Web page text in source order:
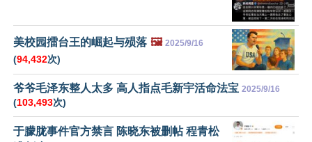
美校园擂台王的崛起与殒落 🖼️ 2025/9/16
(94,432次)
爷爷毛泽东整人太多 高人指点毛新宇活命法宝 2025/9/16
(103,493次)
于朦胧事件官方禁言 陈晓东被删帖 程青松